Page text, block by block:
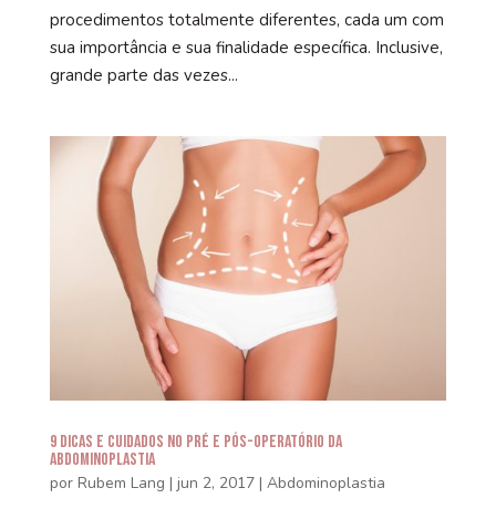
procedimentos totalmente diferentes, cada um com
sua importância e sua finalidade específica. Inclusive,
grande parte das vezes...
9 Dicas e Cuidados no Pré e Pós-Operatório da
Abdominoplastia
por Rubem Lang | jun 2, 2017| Abdominoplastia